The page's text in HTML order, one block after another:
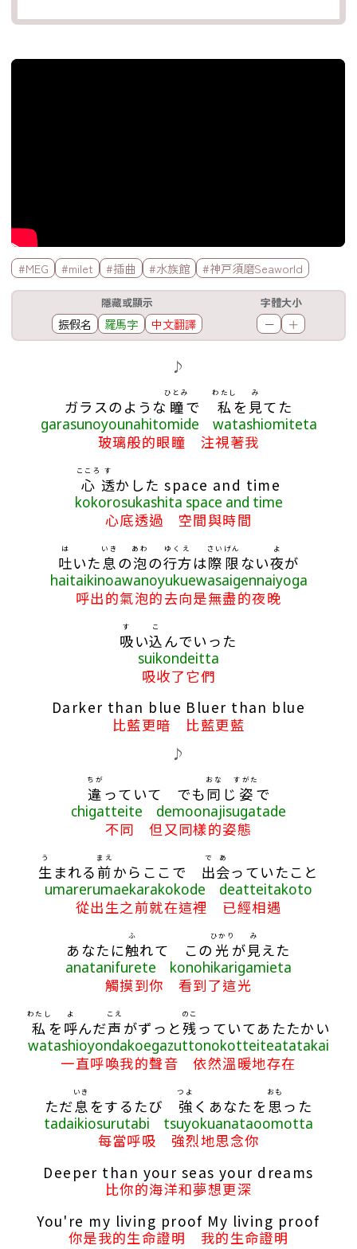
官方Youtube影片
標籤欄
#MEG #milet #插曲 #水族館 #神戸須磨Seaworld
隱藏或顯示
振假名 羅馬字 中文翻譯
字體大小
－ ＋
♪
ガラスのような 瞳
ひとみ
で 私
わたし
を 見
み
てた
garasunoyounahitomide watashiomiteta
玻璃般的眼瞳 注視著我
心
こころ
透
す
かした space and time
kokorosukashita space and time
心底透過 空間與時間
吐
は
いた息
いき
の泡
あわ
の行方
ゆくえ
は際限
さいげん
ない夜
よ
が
haitaikinoawanoyukuewasaigennaiyoga
呼出的氣泡的去向是無盡的夜晚
吸
す
い込
こ
んでいった
suikondeitta
吸收了它們
Darker than blue Bluer than blue
比藍更暗 比藍更藍
♪
違
ちが
っていて でも同
おな
じ 姿
すがた
で
chigatteite demoonajisugatade
不同 但又同樣的姿態
生
う
まれる 前
まえ
からここで 出
で
会
あ
っていたこと
umarerumaekarakokode deatteitakoto
從出生之前就在這裡 已經相遇
あなたに触
ふ
れて この 光
ひかり
が 見
み
えた
anatanifurete konohikarigamieta
觸摸到你 看到了這光
私
わたし
を 呼
よ
んだ声
こえ
がずっと残
のこ
っていてあたたかい
watashioyondakoegazuttonokotteiteatatakai
一直呼喚我的聲音 依然溫暖地存在
ただ息
いき
をするたび 強
つよ
くあなたを 思
おも
った
tadaikiosurutabi tsuyokuanataoomotta
每當呼吸 強烈地思念你
Deeper than your seas your dreams
比你的海洋和夢想更深
You're my living proof My living proof
你是我的生命證明 我的生命證明